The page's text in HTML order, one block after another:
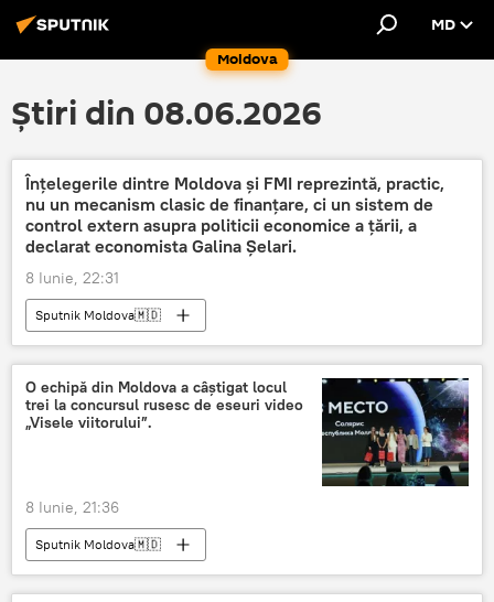
Moldova
MD
Știri din 08.06.2026
Înțelegerile dintre Moldova și FMI reprezintă, practic,
nu un mecanism clasic de finanțare, ci un sistem de
control extern asupra politicii economice a țării, a
declarat economista Galina Șelari.
8 Iunie, 22:31
Sputnik Moldova🇲🇩
O echipă din Moldova a câștigat locul
trei la concursul rusesc de eseuri video
„Visele viitorului”.
8 Iunie, 21:36
Sputnik Moldova🇲🇩